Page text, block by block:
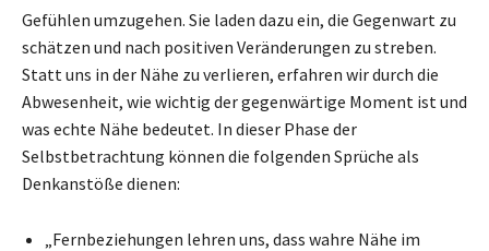
Gefühlen umzugehen. Sie laden dazu ein, die Gegenwart zu
schätzen und nach positiven Veränderungen zu streben.
Statt uns in der Nähe zu verlieren, erfahren wir durch die
Abwesenheit, wie wichtig der gegenwärtige Moment ist und
was echte Nähe bedeutet. In dieser Phase der
Selbstbetrachtung können die folgenden Sprüche als
Denkanstöße dienen:
„Fernbeziehungen lehren uns, dass wahre Nähe im